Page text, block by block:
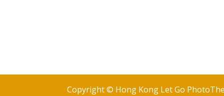
Copyright © Hong Kong Let Go